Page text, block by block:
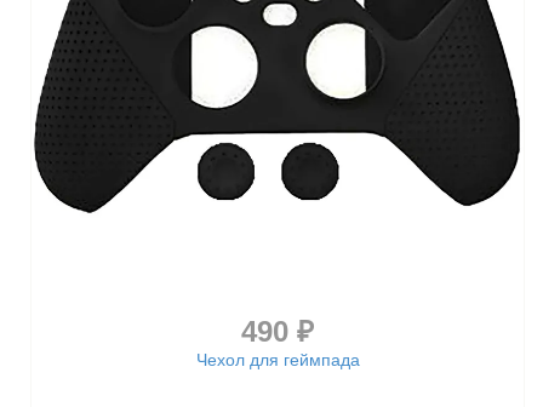
490 ₽
Чехол для геймпада